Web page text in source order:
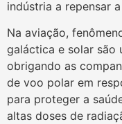
indústria a repensar
Na aviação,
galáctica e solar são
obrigando as
de voo polar em
para proteger a
altas doses de